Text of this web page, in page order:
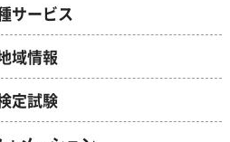
サービス
域情報
定試験